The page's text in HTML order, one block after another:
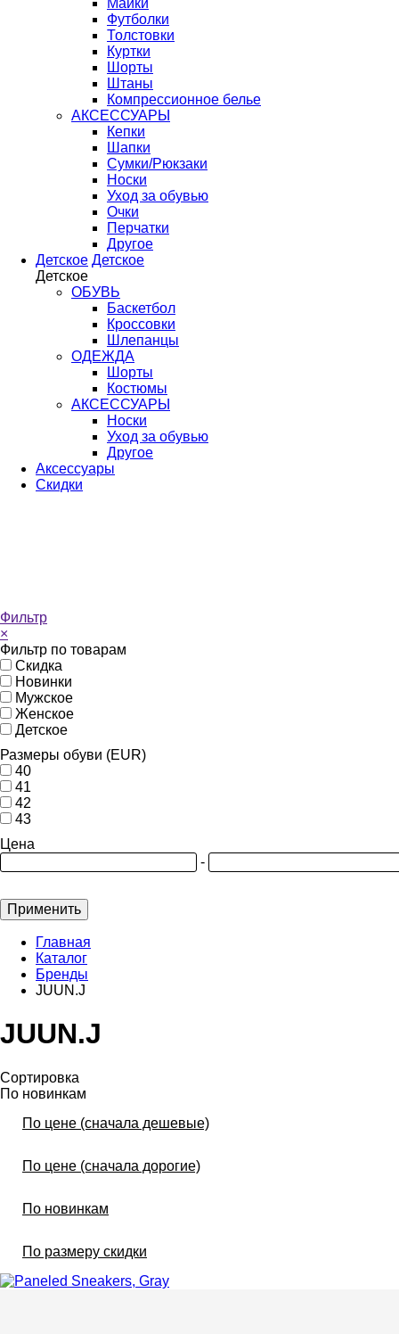
Майки
Футболки
Толстовки
Куртки
Шорты
Штаны
Компрессионное белье
АКСЕССУАРЫ
Кепки
Шапки
Сумки/Рюкзаки
Носки
Уход за обувью
Очки
Перчатки
Другое
Детское Детское
Детское
ОБУВЬ
Баскетбол
Кроссовки
Шлепанцы
ОДЕЖДА
Шорты
Костюмы
АКСЕССУАРЫ
Носки
Уход за обувью
Другое
Аксессуары
Скидки
Фильтр
×
Фильтр по товарам
Скидка
Новинки
Мужское
Женское
Детское
Размеры обуви (EUR)
40
41
42
43
Цена
-
Применить
Главная
Каталог
Бренды
JUUN.J
JUUN.J
Сортировка
По новинкам
По цене (сначала дешевые)
По цене (сначала дорогие)
По новинкам
По размеру скидки